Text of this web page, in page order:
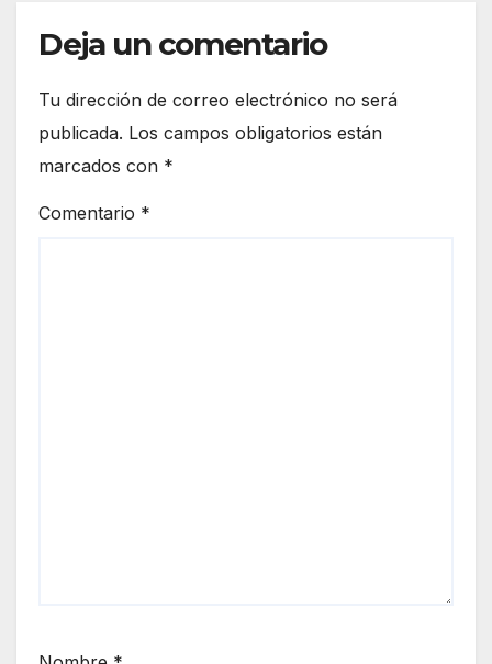
Deja un comentario
Tu dirección de correo electrónico no será
publicada. Los campos obligatorios están
marcados con *
Comentario *